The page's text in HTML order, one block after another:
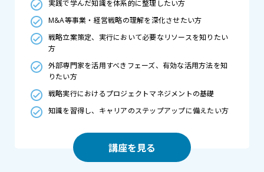
実践で学んだ知識を体系的に整理したい方
M&A等事業・経営戦略の理解を深化させたい方
戦略立案策定、実行において必要なリソースを知りたい
方
外部専門家を活用すべきフェーズ、有効な活用方法を知
りたい方
戦略実行におけるプロジェクトマネジメントの基礎
知識を習得し、キャリアのステップアップに備えたい方
講座を見る